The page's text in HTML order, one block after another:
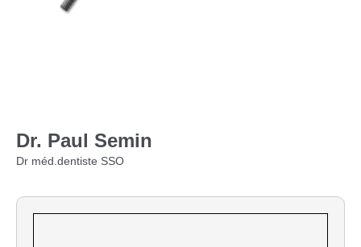
Dr. Paul Semin
Dr méd.dentiste SSO